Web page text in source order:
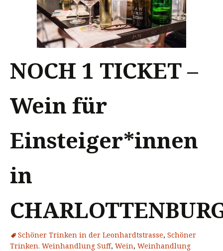
NOCH 1 TICKET –
Wein für
Einsteiger*innen
in
Schöner Trinken in der Leonhardtstrasse, Schöner
Trinken. Weinhandlung Suff, Wein, Weinhandlung